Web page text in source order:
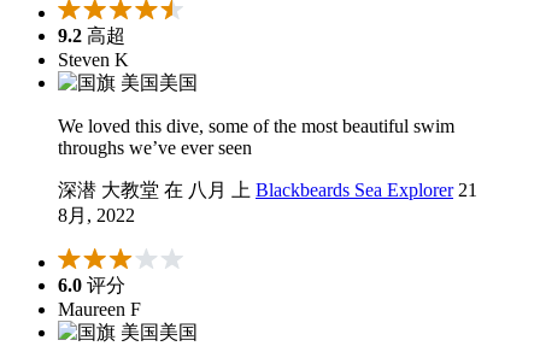
9.2 高超
Steven K
美国
We loved this dive, some of the most beautiful swim
throughs we’ve ever seen
深潜 大教堂 在 八月 上 Blackbeards Sea Explorer 21
8月, 2022
6.0 评分
Maureen F
美国